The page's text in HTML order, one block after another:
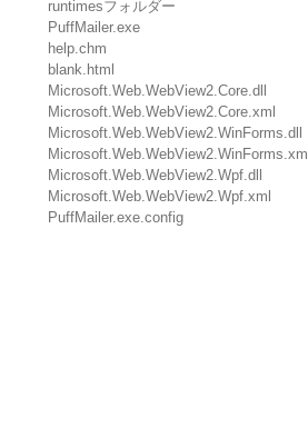
runtimesフォルダー
PuffMailer.exe
help.chm
blank.html
Microsoft.Web.WebView2.Core.dll
Microsoft.Web.WebView2.Core.xml
Microsoft.Web.WebView2.WinForms.dll
Microsoft.Web.WebView2.WinForms.xml
Microsoft.Web.WebView2.Wpf.dll
Microsoft.Web.WebView2.Wpf.xml
PuffMailer.exe.config